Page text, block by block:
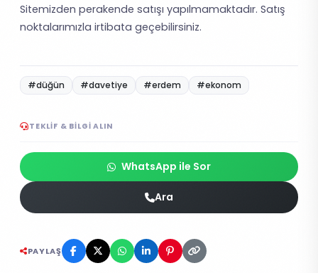
Sitemizden perakende satışı yapılmamaktadır. Satış
noktalarımızla irtibata geçebilirsiniz.
#düğün #davetiye #erdem #ekonom
TEKLIF & BILGI ALIN
WhatsApp ile Sor
Ara
PAYLAŞ